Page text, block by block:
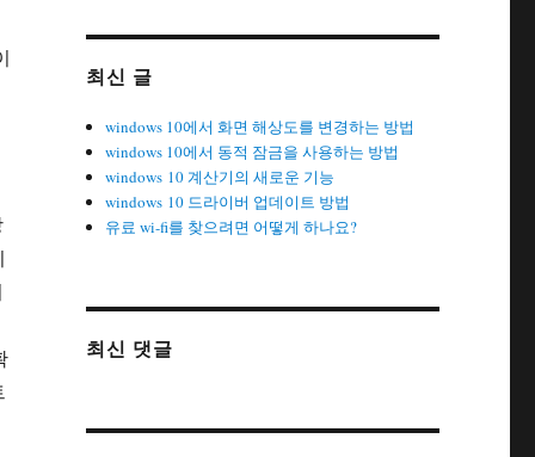
최신 글
windows 10에서 화면 해상도를 변경하는 방법
windows 10에서 동적 잠금을 사용하는 방법
windows 10 계산기의 새로운 기능
windows 10 드라이버 업데이트 방법
유료 wi-fi를 찾으려면 어떻게 하나요?
최신 댓글